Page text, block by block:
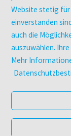
Website stetig für
einverstanden
auch die
auszuwählen.
Mehr